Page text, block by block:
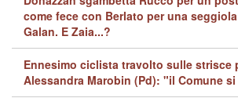
come fece con Berlato per una
Galan. E Zaia...?
Ennesimo ciclista travolto sulle strisce
Alessandra Marobin (Pd): "il Comune